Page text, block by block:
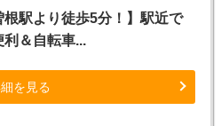
根駅より徒歩5分！】駅近で
利＆自転車...
を見る